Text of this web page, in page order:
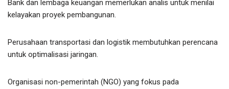
Bank dan lembaga keuangan memerlukan analis untuk menilai
kelayakan proyek pembangunan.
Perusahaan transportasi dan logistik membutuhkan perencana
untuk optimalisasi jaringan.
Organisasi non-pemerintah (NGO) yang fokus pada